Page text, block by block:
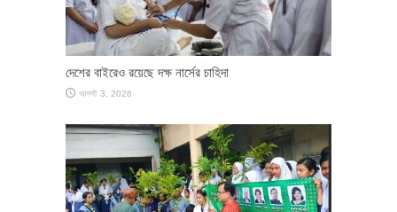
দেশের বাইরেও রয়েছে দক্ষ নার্সের চাহিদা
আগস্ট 3, 2026